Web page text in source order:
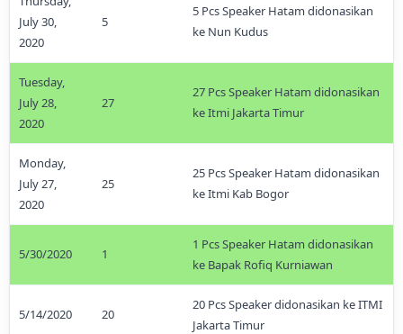
July 30,
2020
5
5 Pcs Speaker Hatam didonasikan
ke Nun Kudus
Tuesday,
July 28,
2020
27
27 Pcs Speaker Hatam didonasikan
ke Itmi Jakarta Timur
Monday,
July 27,
2020
25
25 Pcs Speaker Hatam didonasikan
ke Itmi Kab Bogor
5/30/2020 1
1 Pcs Speaker Hatam didonasikan
ke Bapak Rofiq Kurniawan
5/14/2020 20
20 Pcs Speaker didonasikan ke ITMI
Jakarta Timur